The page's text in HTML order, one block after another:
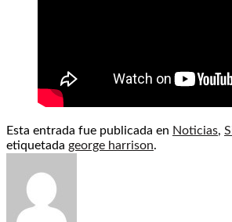
Esta entrada fue publicada en Noticias,
etiquetada george harrison.